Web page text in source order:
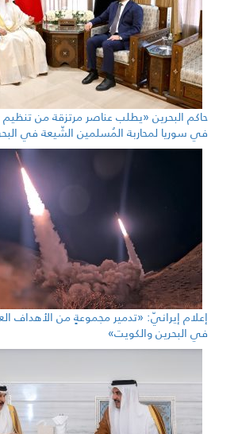
حاكم البحرين «يطلب عناصر مرتزقة من تنظيم
في سوريا لمحاربة المُسلمين الشّيعة في البحرين»
إعلام إيرانيّ: «تدمير مجموعةٍ من الأهداف
في البحرين والكويت»